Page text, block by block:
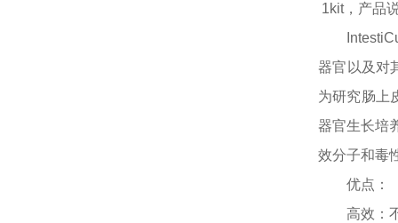
1kit，产品
器官以及对
为研究肠上
器官生长培
效分子和毒
优点：
高效：